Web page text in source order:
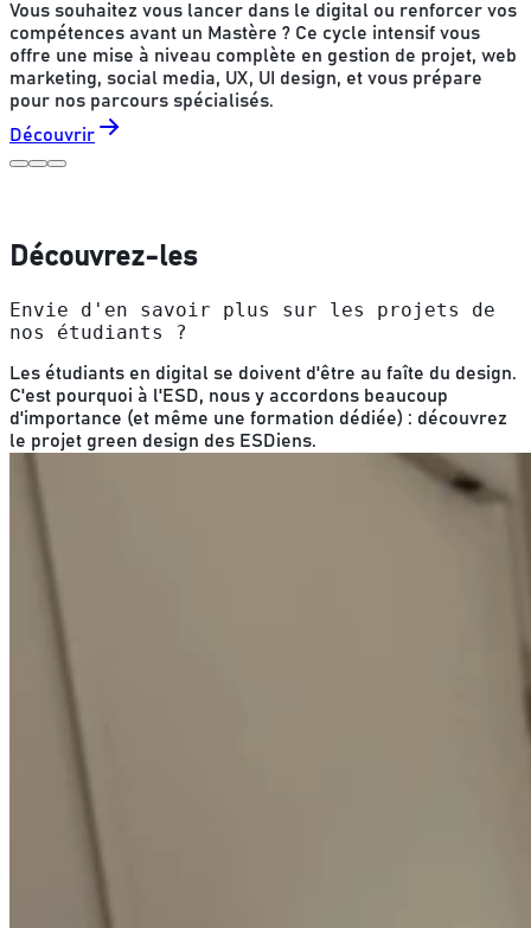
Vous souhaitez vous lancer dans le digital ou renforcer vos
compétences avant un Mastère ? Ce cycle intensif vous
offre une mise à niveau complète en gestion de projet, web
marketing, social media, UX, UI design, et vous prépare
pour nos parcours spécialisés.
Découvrir
Découvrez-les
Envie d'en savoir plus sur les projets de
nos étudiants ?
Les étudiants en digital se doivent d'être au faîte du design.
C'est pourquoi à l'ESD, nous y accordons beaucoup
d'importance (et même une formation dédiée) : découvrez
le projet green design des ESDiens.